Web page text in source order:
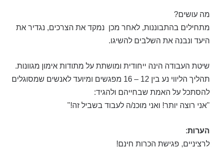
מה עושים?
מתחילים בהתבוננות, לאחר מכן נמקד את הצרכים, נגדיר את
היעד ונבנה את השלבים להשיגו.
שיטת העבודה הינה ייחודית ומושתת על מתודות אימון מגוונות.
תהליך הליווי נע בין 12 – 16 מפגשים ומיועד לאנשים שמסוגלים
להסתכל על האמת שבחייהם ולהגיד:
"אני רוצה יותר! ואני מוכנ/ה לעבוד בשביל זה!"
הערות:
לרציניים, פגישת הכרות חינם!